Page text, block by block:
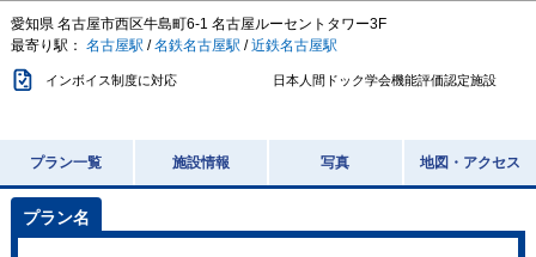
愛知県 名古屋市西区牛島町6-1 名古屋ルーセントタワー3F
最寄り駅： 名古屋駅 /名鉄名古屋駅 /近鉄名古屋駅
インボイス制度に対応 日本人間ドック学会機能評価認定施設
プラン一覧 施設情報 写真 地図・アクセス